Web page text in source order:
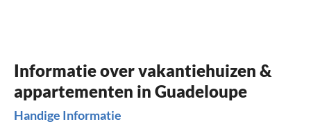
Informatie over vakantiehuizen &
appartementen in Guadeloupe
Handige Informatie